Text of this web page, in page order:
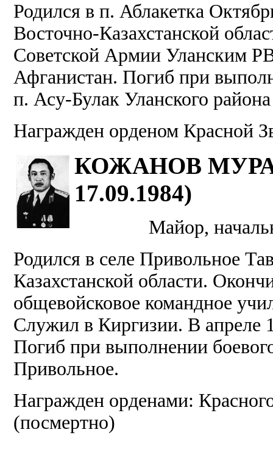
Родился в п. Аблакетка
Восточно-Казахстанской
Советской Армии Уланским
Афганистан. Погиб при
п. Асу-Булак Уланского
Награжден орденом Красной
КОЖАНОВ
17.09.1984)
Майор,
Родился в селе Привольное
Казахстанской области.
общевойсковое командное
Служил в Киргизии. В апреле
Погиб при выполнении
Привольное.
Награжден орденами:
(посмертно)